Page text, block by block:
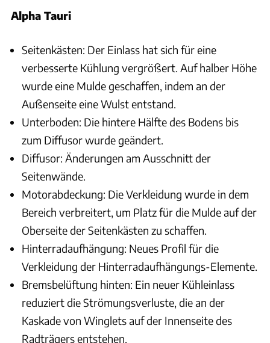
Alpha Tauri
Seitenkästen: Der Einlass hat sich für eine
verbesserte Kühlung vergrößert. Auf halber Höhe
wurde eine Mulde geschaffen, indem an der
Außenseite eine Wulst entstand.
Unterboden: Die hintere Hälfte des Bodens bis
zum Diffusor wurde geändert.
Diffusor: Änderungen am Ausschnitt der
Seitenwände.
Motorabdeckung: Die Verkleidung wurde in dem
Bereich verbreitert, um Platz für die Mulde auf der
Oberseite der Seitenkästen zu schaffen.
Hinterradaufhängung: Neues Profil für die
Verkleidung der Hinterradaufhängungs-Elemente.
Bremsbelüftung hinten: Ein neuer Kühleinlass
reduziert die Strömungsverluste, die an der
Kaskade von Winglets auf der Innenseite des
Radträgers entstehen.